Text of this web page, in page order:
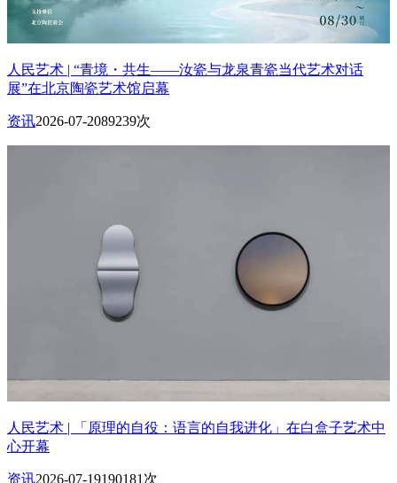
人民艺术 | “青境・共生——汝瓷与龙泉青瓷当代艺术对话
展”在北京陶瓷艺术馆启幕
资讯2026-07-2089239次
人民艺术 | 「原理的自役：语言的自我进化」在白盒子艺术中
心开幕
资讯2026-07-19190181次